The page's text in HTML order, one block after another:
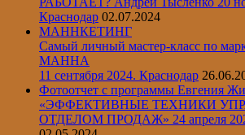
Краснодар 02.07.2024
МАННКЕТИНГ
Самый личный мастер-класс по
МАННА
11 сентября 2024. Краснодар
Фотоотчет с программы Евгения
«ЭФФЕКТИВНЫЕ ТЕХНИКИ
ОТДЕЛОМ ПРОДАЖ» 24 апреля